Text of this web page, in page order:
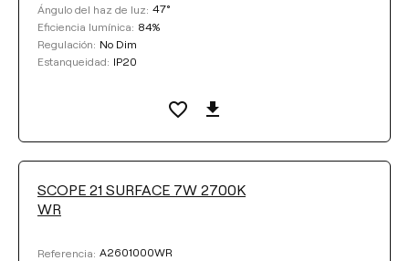
Ángulo del haz de luz: 47°
Eficiencia lumínica: 84%
Regulación: No Dim
Estanqueidad: IP20
SCOPE 21 SURFACE 7W 2700K
WR
Referencia: A2601000WR